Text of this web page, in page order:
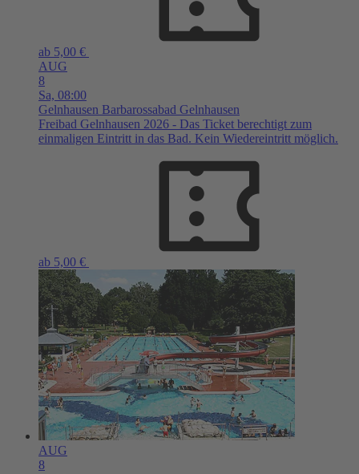
ab 5,00 €
AUG
8
Sa, 08:00
Gelnhausen Barbarossabad Gelnhausen
Freibad Gelnhausen 2026 - Das Ticket berechtigt zum
einmaligen Eintritt in das Bad. Kein Wiedereintritt möglich.
ab 5,00 €
AUG
8